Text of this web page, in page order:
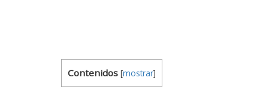
Contenidos [mostrar]